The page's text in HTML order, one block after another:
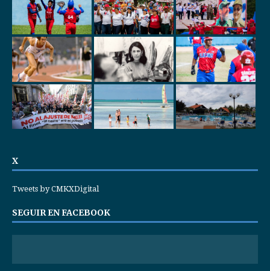
X
Tweets by CMKXDigital
SEGUIR EN FACEBOOK